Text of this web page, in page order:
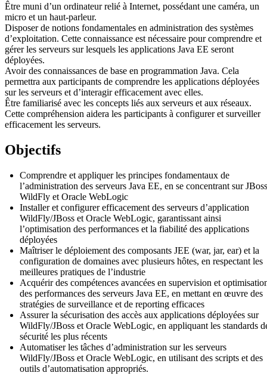
Être muni d’un ordinateur relié à Internet, possédant une caméra, un
micro et un haut-parleur.
Disposer de notions fondamentales en administration des systèmes
d’exploitation. Cette connaissance est nécessaire pour comprendre et
gérer les serveurs sur lesquels les applications Java EE seront
déployées.
Avoir des connaissances de base en programmation Java. Cela
permettra aux participants de comprendre les applications déployées
sur les serveurs et d’interagir efficacement avec elles.
Être familiarisé avec les concepts liés aux serveurs et aux réseaux.
Cette compréhension aidera les participants à configurer et surveiller
efficacement les serveurs.
Objectifs
Comprendre et appliquer les principes fondamentaux de
l’administration des serveurs Java EE, en se concentrant sur JBoss
WildFly et Oracle WebLogic
Installer et configurer efficacement des serveurs d’application
WildFly/JBoss et Oracle WebLogic, garantissant ainsi
l’optimisation des performances et la fiabilité des applications
déployées
Maîtriser le déploiement des composants JEE (war, jar, ear) et la
configuration de domaines avec plusieurs hôtes, en respectant les
meilleures pratiques de l’industrie
Acquérir des compétences avancées en supervision et
des performances des serveurs Java EE, en mettant en œuvre des
stratégies de surveillance et de reporting efficaces
Assurer la sécurisation des accès aux applications déployées sur
WildFly/JBoss et Oracle WebLogic, en appliquant les standards
sécurité les plus récents
Automatiser les tâches d’administration sur les serveurs
WildFly/JBoss et Oracle WebLogic, en utilisant des scripts et des
outils d’automatisation appropriés.